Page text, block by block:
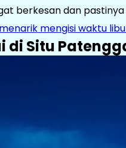
berkesan dan
mengisi waktu
di Situ